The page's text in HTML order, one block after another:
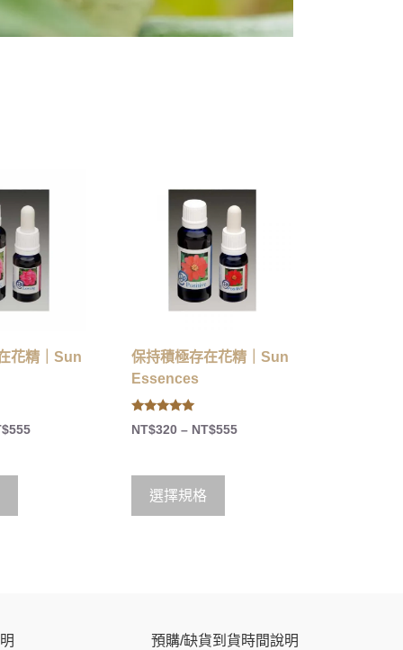
花精｜Sun
555
保持積極存在花精｜Sun
Essences
5.00
out of 5
NT$320 – NT$555
選擇規格
預購/缺貨到貨時間說明